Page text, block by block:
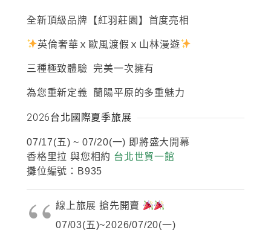
全新頂級品牌【紅羽莊園】首度亮相
英倫奢華ｘ歐風渡假ｘ山林漫遊
三種極致體驗 完美一次擁有
為您重新定義 蘭陽平原的多重魅力
2026台北國際夏季旅展
07/17(五) ~ 07/20(一) 即將盛大開幕
香格里拉 與您相約 台北世貿一館
攤位編號：B935
線上旅展 搶先開賣
07/03(五)~2026/07/20(一)